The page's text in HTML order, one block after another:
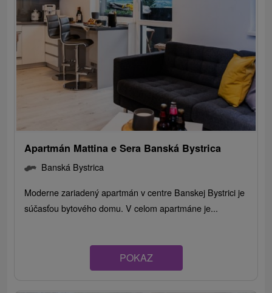
Apartmán Mattina e Sera Banská Bystrica
Banská Bystrica
Moderne zariadený apartmán v centre Banskej Bystrici je
súčasťou bytového domu. V celom apartmáne je...
POKAZ